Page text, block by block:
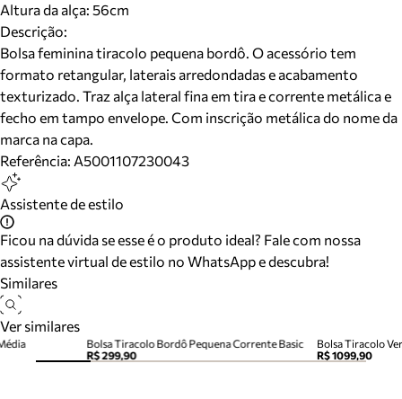
Altura da alça: 56cm
Descrição:
Bolsa feminina tiracolo pequena bordô. O acessório tem
formato retangular, laterais arredondadas e acabamento
texturizado. Traz alça lateral fina em tira e corrente metálica e
fecho em tampo envelope. Com inscrição metálica do nome da
marca na capa.
Referência: A5001107230043
Assistente de estilo
Ficou na dúvida se esse é o produto ideal? Fale com nossa
assistente virtual de estilo no WhatsApp e descubra!
Similares
Ver similares
Bolsa Tiracolo Bordô Pequena Corrente Basic
R$ 299,90
Bolsa Tiracolo
R$ 1099,90